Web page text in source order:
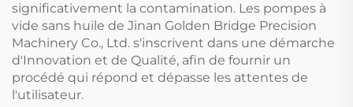
significativement la contamination. Les pompes à
vide sans huile de Jinan Golden Bridge Precision
Machinery Co., Ltd. s'inscrivent dans une démarche
d'Innovation et de Qualité, afin de fournir un
procédé qui répond et dépasse les attentes de
l'utilisateur.